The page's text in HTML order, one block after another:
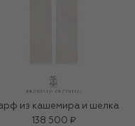
из кашемира и шелка
138 500 ₽